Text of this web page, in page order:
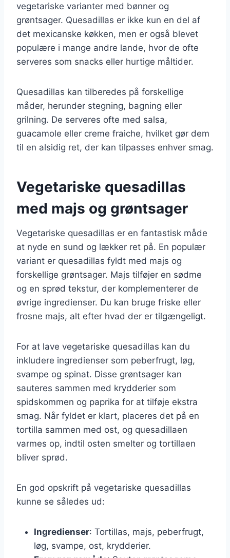
vegetariske varianter med bønner og
grøntsager. Quesadillas er ikke kun en del af
det mexicanske køkken, men er også blevet
populære i mange andre lande, hvor de ofte
serveres som snacks eller hurtige måltider.
Quesadillas kan tilberedes på forskellige
måder, herunder stegning, bagning eller
grilning. De serveres ofte med salsa,
guacamole eller creme fraiche, hvilket gør dem
til en alsidig ret, der kan tilpasses enhver smag.
Vegetariske quesadillas
med majs og grøntsager
Vegetariske quesadillas er en fantastisk måde
at nyde en sund og lækker ret på. En populær
variant er quesadillas fyldt med majs og
forskellige grøntsager. Majs tilføjer en sødme
og en sprød tekstur, der komplementerer de
øvrige ingredienser. Du kan bruge friske eller
frosne majs, alt efter hvad der er tilgængeligt.
For at lave vegetariske quesadillas kan du
inkludere ingredienser som peberfrugt, løg,
svampe og spinat. Disse grøntsager kan
sauteres sammen med krydderier som
spidskommen og paprika for at tilføje ekstra
smag. Når fyldet er klart, placeres det på en
tortilla sammen med ost, og quesadillaen
varmes op, indtil osten smelter og tortillaen
bliver sprød.
En god opskrift på vegetariske quesadillas
kunne se således ud:
Ingredienser: Tortillas, majs, peberfrugt,
løg, svampe, ost, krydderier.